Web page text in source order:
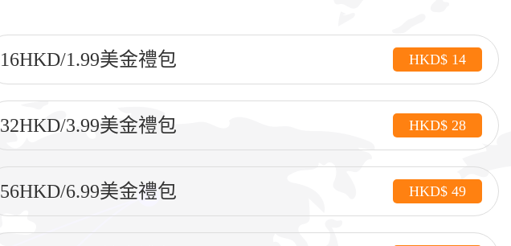
16HKD/1.99美金禮包 HKD$ 14
32HKD/3.99美金禮包 HKD$ 28
56HKD/6.99美金禮包 HKD$ 49